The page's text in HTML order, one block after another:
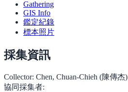
Gathering
GIS Info
鑑定紀錄
標本照片
採集資訊
Collector: Chen, Chuan-Chieh (陳傳杰)
協同採集者: